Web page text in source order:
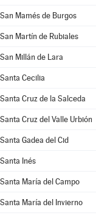
San Mamés de Burgos
San Martín de Rubiales
San Millán de Lara
Santa Cecilia
Santa Cruz de la Salceda
Santa Cruz del Valle Urbión
Santa Gadea del Cid
Santa Inés
Santa María del Campo
Santa María del Invierno